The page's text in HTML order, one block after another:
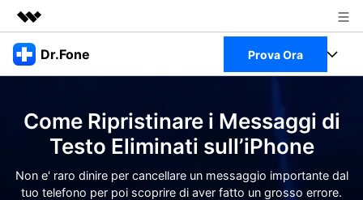
Prodotti in evidenza
Panoramica
Chi siamo
Sala stampa
Dr.Fone Prova Ora
Visualizza il Full Toolkit >
Prodotti
Per Desktop
Recupero dati Android
Come Ripristinare i Messaggi di
Testo Eliminati sull’iPhone
Non e' raro dinire per cancellare un messaggio importante dal
tuo telefono per poi scoprire di aver fatto un grosso errore.